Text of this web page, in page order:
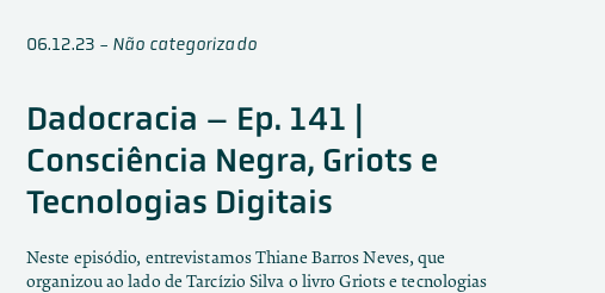
06.12.23 - Não categorizado
Dadocracia – Ep. 141 |
Consciência Negra, Griots e
Tecnologias Digitais
Neste episódio, entrevistamos Thiane Barros Neves, que
organizou ao lado de Tarcízio Silva o livro Griots e tecnologias